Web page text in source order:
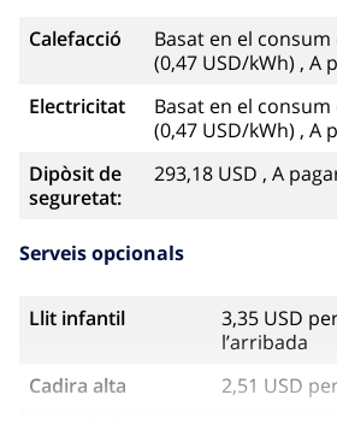
Calefacció
Basat en el consum
(0,47 USD/kWh) , A
Electricitat
Basat en el consum
(0,47 USD/kWh) , A
Dipòsit de
seguretat:
293,18 USD , A
Serveis opcionals
Llit infantil
3,35 USD
l’arribada
Cadira alta
2,51 USD